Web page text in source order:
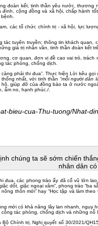
đoàn kết, tinh thần yêu nước, thương
đình, cộng đồng và xã hội, chấp
các tổ chức chính trị - xã hội, lực
tác tuyên truyền; thông tin khách
giá trị nhân văn, tinh thần đoàn kết
cơ quan, đơn vị đề cao vai trò,
tác phòng, chống dịch.
phải thi đua”. Thực hiện Lời kêu
nhất, với tinh thần “mỗi người dân
hộ, giúp đỡ của đồng bào ta ở nước
ấm no, hạnh phúc./.
bieu-cua-Thu-tuong/Nhat-
chúng ta sẽ sớm chiến
nhân dân
đua, các phong trào ấy đã cổ vũ lớn
dốt, giặc ngoại xâm”, phong trào “ba
thôn mới” hay “Học tập và làm
mới có khả năng lây lan nhanh,
tác phòng, chống dịch và những nỗ
Chính trị, Nghị quyết số 30/2021/